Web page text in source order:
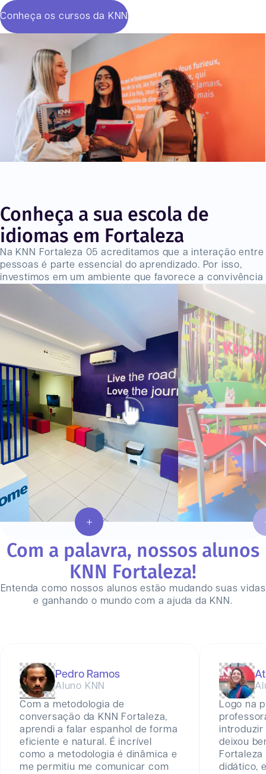
Conheça os cursos da KNN
Conheça a sua escola de
idiomas em Fortaleza
Na KNN Fortaleza 05 acreditamos que a interação entre
pessoas é parte essencial do aprendizado. Por isso,
investimos em um ambiente que favorece a convivência
Com a palavra, nossos alunos
KNN Fortaleza!
Entenda como nossos alunos estão mudando suas vidas
e ganhando o mundo com a ajuda da KNN.
Pedro Ramos
Aluno KNN
Com a metodologia de
conversação da KNN Fortaleza,
aprendi a falar espanhol de forma
eficiente e natural. É incrível
como a metodologia é dinâmica e
me permitiu me comunicar com
Logo na
introduzir
deixou
didático,